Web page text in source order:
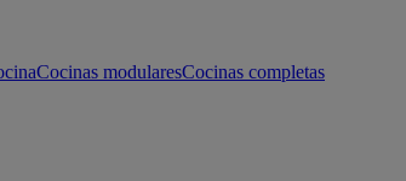
Cocinas modularesCocinas completas